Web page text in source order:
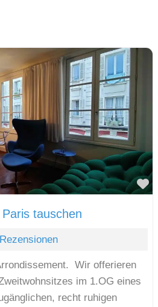
tauschen
Wir offerieren
im 1.OG eines
recht ruhigen